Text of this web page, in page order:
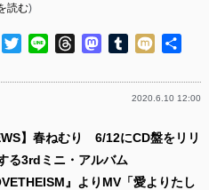
読む)
Facebook
TwitterLine ThreadsMastodon
Tumblr
Mixi
2020.6.10 12:00
】春ねむり 6/12にCD盤をリリ
る3rdミニ・アルバム
』よりMV「愛よりたし